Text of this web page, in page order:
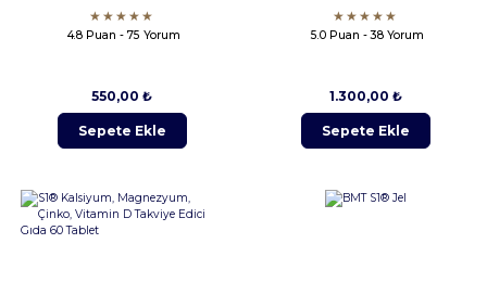
4.8 Puan - 75 Yorum
550,00 ₺
Sepete Ekle
5.0 Puan - 38 Yorum
1.300,00 ₺
Sepete Ekle